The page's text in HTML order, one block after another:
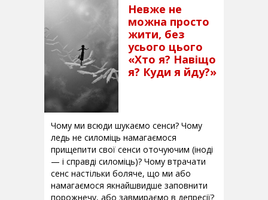
Невже не
можна просто
жити, без
усього цього
«Хто я? Навіщо
я? Куди я йду?»
Чому ми всюди шукаємо сенси? Чому
ледь не силоміць намагаємося
прищепити свої сенси оточуючим (іноді
— і справді силоміць)? Чому втрачати
сенс настільки боляче, що ми або
намагаємося якнайшвидше заповнити
порожнечу, або завмираємо в депресії?